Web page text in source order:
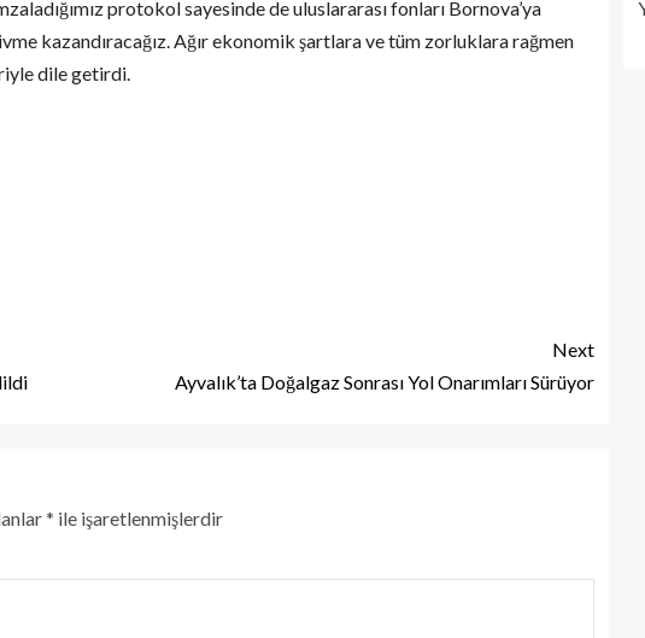
protokol sayesinde de uluslararası fonları Bornova’ya
kazandıracağız. Ağır ekonomik şartlara ve tüm zorluklara rağmen
dile getirdi.
Next
Ayvalık’ta Doğalgaz Sonrası Yol Onarımları Sürüyor
* ile işaretlenmişlerdir